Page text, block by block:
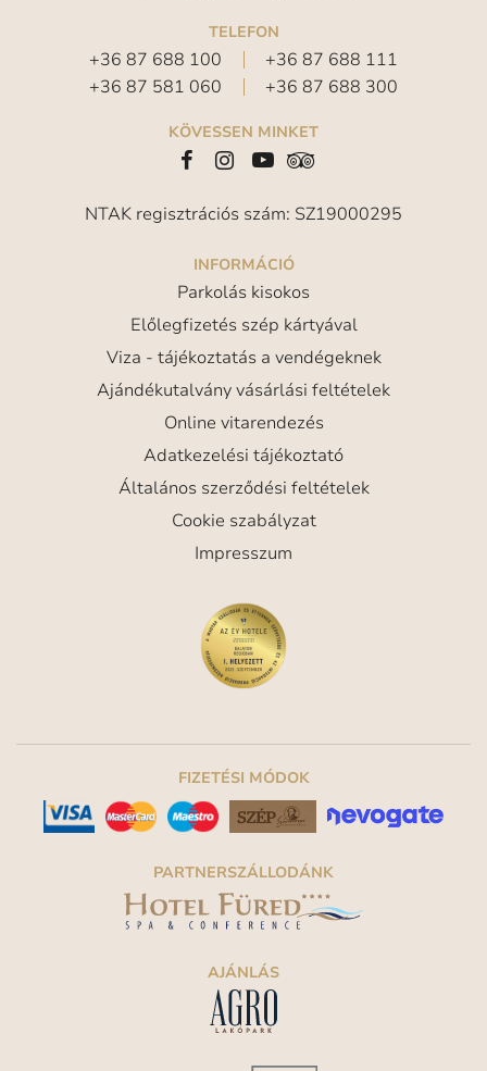
TELEFON
+36 87 688 100
+36 87 688 111
+36 87 581 060
+36 87 688 300
KÖVESSEN MINKET
NTAK regisztrációs szám: SZ19000295
INFORMÁCIÓ
Parkolás kisokos
Előlegfizetés szép kártyával
Viza - tájékoztatás a vendégeknek
Ajándékutalvány vásárlási feltételek
Online vitarendezés
Adatkezelési tájékoztató
Általános szerződési feltételek
Cookie szabályzat
Impresszum
FIZETÉSI MÓDOK
PARTNERSZÁLLODÁNK
AJÁNLÁS